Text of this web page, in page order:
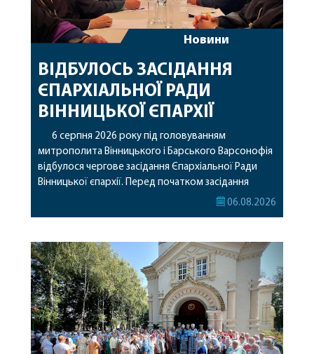
Новини
ВІДБУЛОСЬ ЗАСІДАННЯ
ЄПАРХІАЛЬНОЇ РАДИ
ВІННИЦЬКОЇ ЄПАРХІЇ
6 серпня 2026 року під головуванням
митрополита Вінницького і Барського Варсонофія
відбулося чергове засідання Єпархіальної Ради
Вінницької єпархії. Перед початком засідання
секретар Єпархіальної Ради від імені членів Ради
побажавши йому міцного здоров’я, Божої
допомоги, миру, духовної радості та
благословенних успіхів у подальшому
архіпастирському служінні. […]
06.08.2026